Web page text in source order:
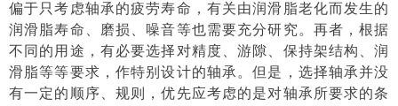
偏于只考虑轴承的疲劳寿命，有关由润滑脂老化而发生的
润滑脂寿命、磨损、噪音等也需要充分研究。再者，根据
不同的用途，有必要选择对精度、游隙、保持架结构、润
滑脂等等要求，作特别设计的轴承。但是，选择轴承并没
有一定的顺序、规则，优先应考虑的是对轴承所要求的条